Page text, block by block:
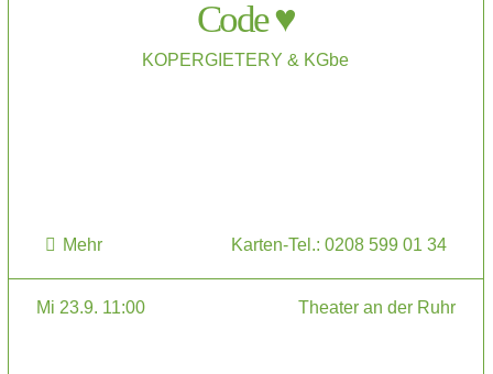
Code ♥
KOPERGIETERY & KGbe
Mehr Karten-Tel.: 0208 599 01 34
Mi 23.9. 11:00 Theater an der Ruhr